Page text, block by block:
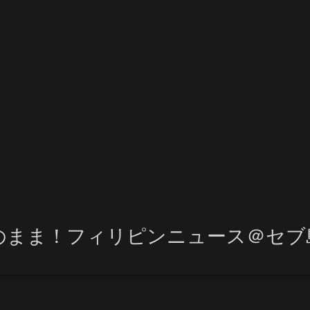
まま！フィリピンニュース＠セブ